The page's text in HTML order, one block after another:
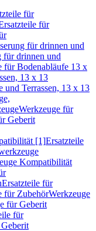
für
für
für drinnen und
für drinnen und
für Bodenabläufe 13 x
13 x 13
Terrassen, 13 x 13
Werkzeuge für
Geberit
[1]Ersatzteile
Kompatibilität
Ersatzteile für
für ZubehörWerkzeuge
für Geberit
für